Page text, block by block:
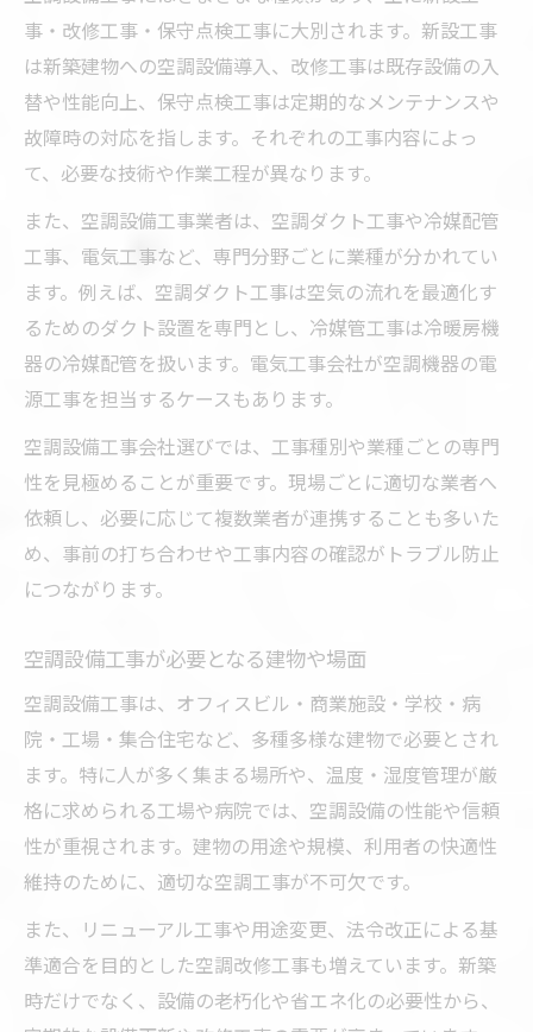
事・改修工事・保守点検工事に大別されます。新設工事
は新築建物への空調設備導入、改修工事は既存設備の入
替や性能向上、保守点検工事は定期的なメンテナンスや
故障時の対応を指します。それぞれの工事内容によっ
て、必要な技術や作業工程が異なります。
また、空調設備工事業者は、空調ダクト工事や冷媒配管
工事、電気工事など、専門分野ごとに業種が分かれてい
ます。例えば、空調ダクト工事は空気の流れを最適化す
るためのダクト設置を専門とし、冷媒管工事は冷暖房機
器の冷媒配管を扱います。電気工事会社が空調機器の電
源工事を担当するケースもあります。
空調設備工事会社選びでは、工事種別や業種ごとの専門
性を見極めることが重要です。現場ごとに適切な業者へ
依頼し、必要に応じて複数業者が連携することも多いた
め、事前の打ち合わせや工事内容の確認がトラブル防止
につながります。
空調設備工事が必要となる建物や場面
空調設備工事は、オフィスビル・商業施設・学校・病
院・工場・集合住宅など、多種多様な建物で必要とされ
ます。特に人が多く集まる場所や、温度・湿度管理が厳
格に求められる工場や病院では、空調設備の性能や信頼
性が重視されます。建物の用途や規模、利用者の快適性
維持のために、適切な空調工事が不可欠です。
また、リニューアル工事や用途変更、法令改正による基
準適合を目的とした空調改修工事も増えています。新築
時だけでなく、設備の老朽化や省エネ化の必要性から、